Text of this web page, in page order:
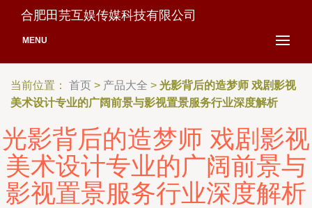
合肥田芫互娱传媒科技有限公司
MENU
当前位置： 首页 > 产品大全 > 光影背后的造梦师 戏剧影视
美术设计专业的广阔前景与影视置景服务行业深度解析
光影背后的造梦师 戏剧影视
美术设计专业的广阔前景与
影视置景服务行业深度解析